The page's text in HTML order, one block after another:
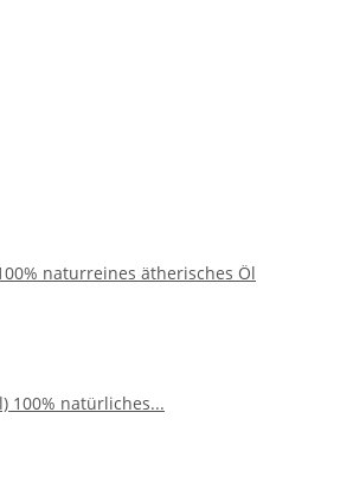
naturreines ätherisches Öl